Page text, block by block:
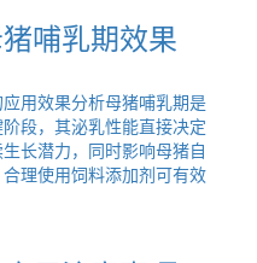
哺乳期效果
用效果分析母猪哺乳期是
段，其泌乳性能直接决定
长潜力，同时影响母猪自
理使用饲料添加剂可有效